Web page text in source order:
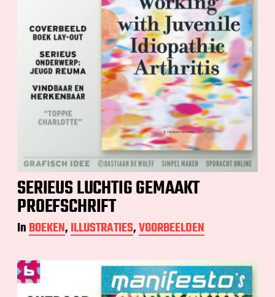
SERIEUS LUCHTIG GEMAAKT
PROEFSCHRIFT
InBOEKEN,ILLUSTRATIES,VOORBEELDEN